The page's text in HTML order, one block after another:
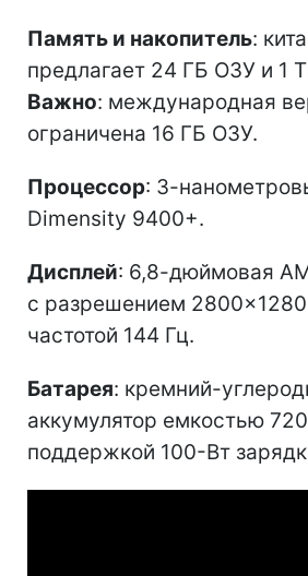
Память и накопитель:
предлагает 24 ГБ ОЗУ и 1
Важно: международная
ограничена 16 ГБ ОЗУ.
Процессор: 3-
Dimensity 9400+.
Дисплей: 6,8-дюймовая
с разрешением 2800×1280
частотой 144 Гц.
Батарея: кремний-
аккумулятор емкостью
поддержкой 100-Вт